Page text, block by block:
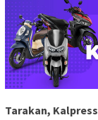
Tarakan,